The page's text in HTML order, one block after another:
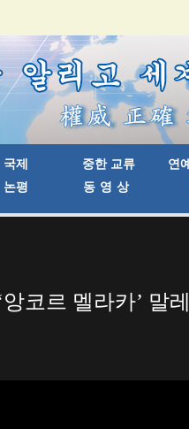
코르 멜라카’ 말